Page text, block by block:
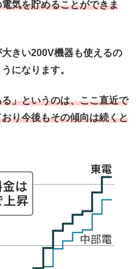
気を貯めることができま
きい200V機器も使えるの
になります。
」というのは、ここ直近で
り今後もその傾向は続くと